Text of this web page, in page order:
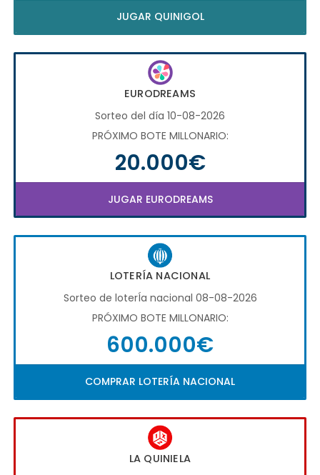
JUGAR QUINIGOL
EURODREAMS
Sorteo del día 10-08-2026
PRÓXIMO BOTE MILLONARIO:
20.000€
JUGAR EURODREAMS
LOTERÍA NACIONAL
Sorteo de loterÍa nacional 08-08-2026
PRÓXIMO BOTE MILLONARIO:
600.000€
COMPRAR LOTERÍA NACIONAL
LA QUINIELA